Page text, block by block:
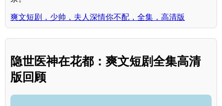
爽文短剧，少帅，夫人深情你不配，全集，高清版
隐世医神在花都：爽文短剧全集高清
版回顾